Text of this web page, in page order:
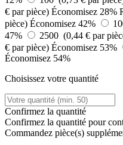
€ par pièce) Économisez 28%
pièce) Économisez 42%
47%
2500 (0,44 € par
€ par pièce) Économisez 53%
Économisez 54%
Choisissez votre quantité
Confirmez la quantité
Confirmez la quantité pour
Commandez pièce(s)